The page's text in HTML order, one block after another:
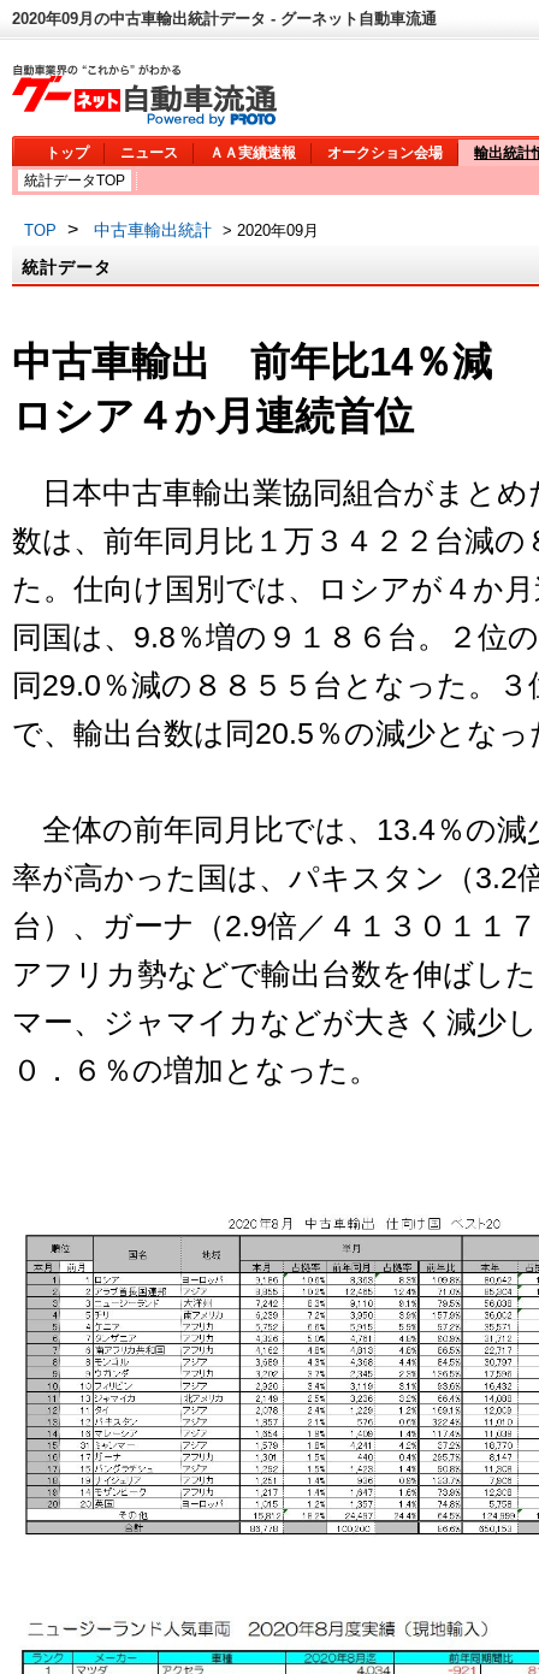
2020年09月の中古車輸出統計データ - グーネット自動車流通
トップ ニュース ＡＡ実績速報 オークション会場
輸出統計
統計データTOP
TOP > 中古車輸出統計 > 2020年09月
統計データ
中古車輸出 前年比14％減
ロシア４か月連続首位
日本中古車輸出業協同組合がまとめ
数は、前年同月比１万３４２２台減
た。仕向け国別では、ロシアが４か
同国は、9.8％増の９１８６台。２位
同29.0％減の８８５５台となった。
で、輸出台数は同20.5％の減少となっ
全体の前年同月比では、13.4％の減
率が高かった国は、パキスタン（3.2
台）、ガーナ（2.9倍／４１３０１１
アフリカ勢などで輸出台数を伸ばし
マー、ジャマイカなどが大きく減少
０．６％の増加となった。